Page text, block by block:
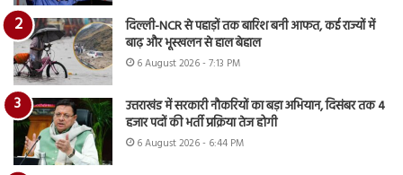
दिल्ली-NCR से पहाड़ों तक बारिश बनी आफत, कई राज्यों में
बाढ़ और भूस्खलन से हाल बेहाल
6 August 2026 - 7:13 PM
उत्तराखंड में सरकारी नौकरियों का बड़ा अभियान, दिसंबर तक 4
हजार पदों की भर्ती प्रक्रिया तेज होगी
6 August 2026 - 6:44 PM